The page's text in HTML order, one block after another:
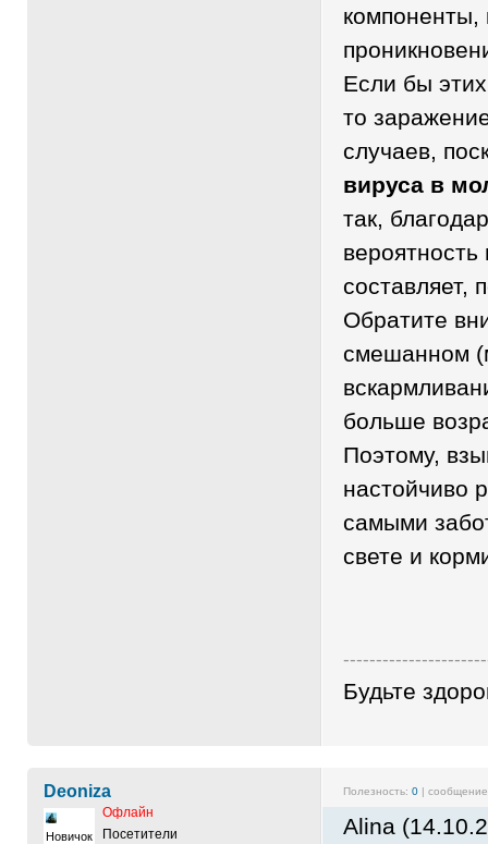
компоненты,
Если бы
то
случаев,
вируса в
так,
составляет,
Обратите
смешанном
больше
Поэтому,
настойчиво
самыми
свете и
Будьте
Deoniza
Новичок
Офлайн
Посетители
Полезность: 0 |
Alina